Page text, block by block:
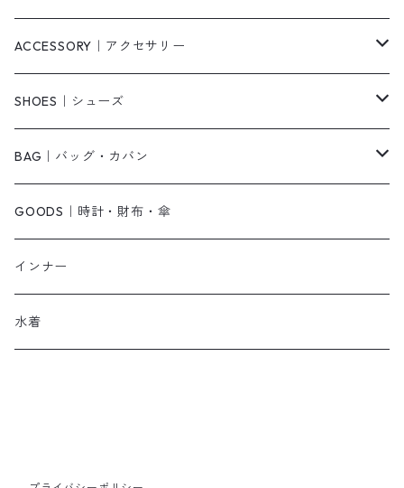
ニット/セーター
ベアトップ・チューブトップ
その他
その他
ロングワンピース
シャツワンピース
キャミワンピース
オールインワン・サロペット
ジャンパースカート
その他
スカート
その他
ACCESSORY｜アクセサリー
ピアス・リング
ネックレス
ベルト
ブレスレット
帽子
SHOES｜シューズ
パンプス
サンダル
ショートブーツ・ブーティ
ロングブーツ
BAG｜バッグ・カバン
ショルダーバッグ
ハンドバッグ
リュック
GOODS｜時計・財布・傘
インナー
水着